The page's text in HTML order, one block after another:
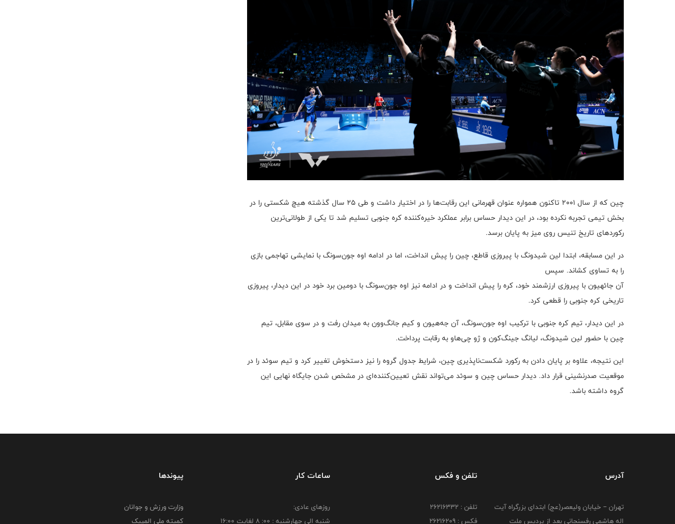
چین که از سال ۲۰۰۱ تاکنون همواره عنوان قهرمانی این رقابت‌ها را در اختیار داشت و طی ۲۵ سال گذشته هیچ شکستی را در
بخش تیمی تجربه نکرده بود، در این دیدار حساس برابر عملکرد خیره‌کننده کره جنوبی تسلیم شد تا یکی از طولانی‌ترین
رکوردهای تاریخ تنیس روی میز به پایان برسد.
در این مسابقه، ابتدا لین شیدونگ با پیروزی قاطع، چین را پیش انداخت، اما در ادامه اوه جون‌سونگ با نمایشی تهاجمی بازی
را به تساوی کشاند. سپس
آن جائهیون با پیروزی ارزشمند خود، کره را پیش انداخت و در ادامه نیز اوه جون‌سونگ با دومین برد خود در این دیدار، پیروزی
تاریخی کره جنوبی را قطعی کرد.
در این دیدار، تیم کره جنوبی با ترکیب اوه جون‌سونگ، آن جه‌هیون و کیم جانگ‌وون به میدان رفت و در سوی مقابل، تیم
چین با حضور لین شیدونگ، لیانگ جینگ‌کون و ژو چی‌هاو به رقابت پرداخت.
این نتیجه، علاوه بر پایان دادن به رکورد شکست‌ناپذیری چین، شرایط جدول گروه را نیز دستخوش تغییر کرد و تیم سوئد را در
موقعیت صدرنشینی قرار داد. دیدار حساس چین و سوئد می‌تواند نقش تعیین‌کننده‌ای در مشخص شدن جایگاه نهایی این
گروه داشته باشد.
آدرس
تهران – خیابان ولیعصر(عج) ابتدای بزرگراه آیت
اله هاشمی رفسنجانی بعد از پردیس ملت
تلفن و فکس
تلفن : 26216332
فکس : 26216209
ساعات کار
روزهای عادی:
شنبه الي چهارشنبه : 00: 8 لغايت 16:00
پیوندها
وزارت ورزش و جوانان
کمیته ملی المپیک